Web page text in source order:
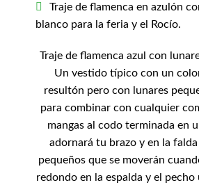
Traje de flamenca en azulón
blanco para la feria y el Rocío.
Traje de flamenca azul con
Un vestido típico con un
resultón pero con lunares
para combinar con cualquier
mangas al codo terminada en
adornará tu brazo y en la
pequeños que se moverán
redondo en la espalda y el